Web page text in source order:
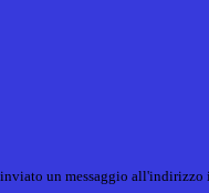
un messaggio